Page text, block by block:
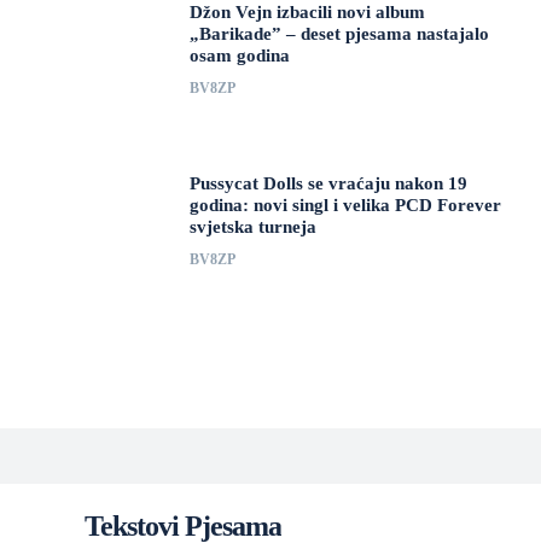
Džon Vejn izbacili novi album
„Barikade” – deset pjesama nastajalo
osam godina
BV8ZP
Pussycat Dolls se vraćaju nakon 19
godina: novi singl i velika PCD Forever
svjetska turneja
BV8ZP
Tekstovi Pjesama